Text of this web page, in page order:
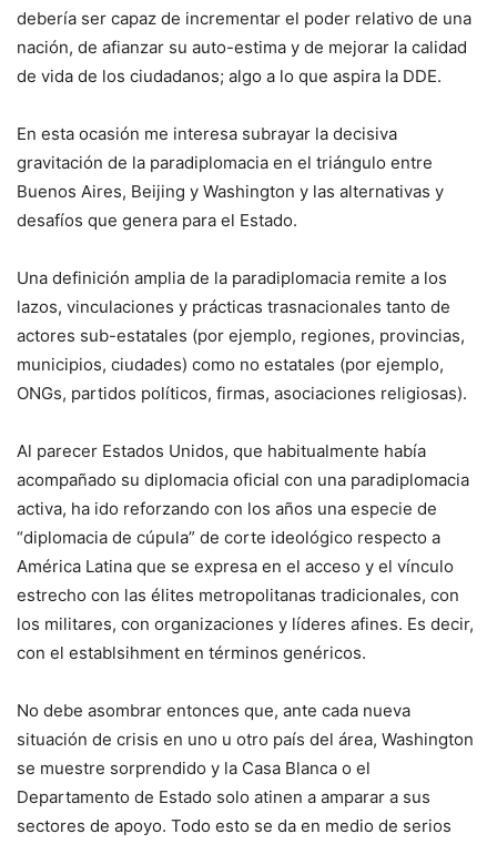
debería ser capaz de incrementar el poder relativo de una
nación, de afianzar su auto-estima y de mejorar la calidad
de vida de los ciudadanos; algo a lo que aspira la DDE.
En esta ocasión me interesa subrayar la decisiva
gravitación de la paradiplomacia en el triángulo entre
Buenos Aires, Beijing y Washington y las alternativas y
desafíos que genera para el Estado.
Una definición amplia de la paradiplomacia remite a los
lazos, vinculaciones y prácticas trasnacionales tanto de
actores sub-estatales (por ejemplo, regiones, provincias,
municipios, ciudades) como no estatales (por ejemplo,
ONGs, partidos políticos, firmas, asociaciones religiosas).
Al parecer Estados Unidos, que habitualmente había
acompañado su diplomacia oficial con una paradiplomacia
activa, ha ido reforzando con los años una especie de
“diplomacia de cúpula” de corte ideológico respecto a
América Latina que se expresa en el acceso y el vínculo
estrecho con las élites metropolitanas tradicionales, con
los militares, con organizaciones y líderes afines. Es decir,
con el establsihment en términos genéricos.
No debe asombrar entonces que, ante cada nueva
situación de crisis en uno u otro país del área, Washington
se muestre sorprendido y la Casa Blanca o el
Departamento de Estado solo atinen a amparar a sus
sectores de apoyo. Todo esto se da en medio de serios